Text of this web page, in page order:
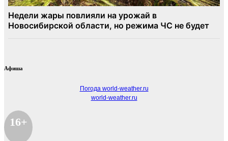
Афиша
Погода world-weather.ru
world-weather.ru
16+